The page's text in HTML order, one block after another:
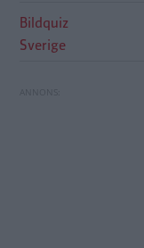
Bildquiz
Sverige